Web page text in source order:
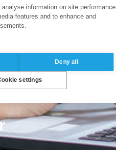
information on site performance
features and to enhance and
Deny all
settings